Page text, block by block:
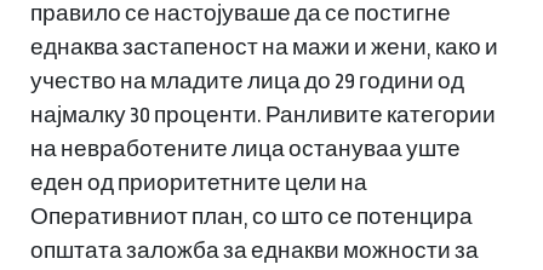
правило се настојуваше да се постигне
еднаква застапеност на мажи и жени, како и
учество на младите лица до 29 години од
најмалку 30 проценти. Ранливите категории
на невработените лица остануваа уште
еден од приоритетните цели на
Оперативниот план, со што се потенцира
општата заложба за еднакви можности за